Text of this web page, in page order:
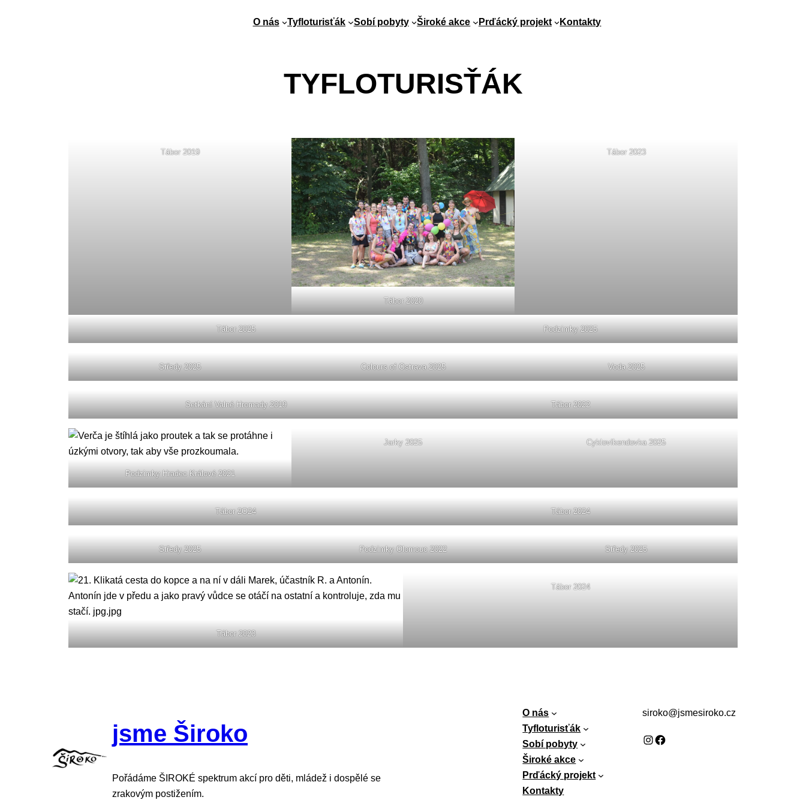
O nás Tyfloturisťák Sobí pobyty Široké akce Prďácký projekt Kontakty
TYFLOTURISŤÁK
Tábor 2019
Tábor 2020
Tábor 2023
Tábor 2025 Podzimky 2025
Středy 2025 Colours of Ostrava 2025 Voda 2025
Setkání Valné Hromady 2019 Tábor 2022
Podzimky Hradec Králové 2021
Jarky 2025 Cyklovíkendovka 2025
Tábor 2O24 Tábor 2024
Středy 2025 Podzimky Olomouc 2022 Středy 2025
Tábor 2023
Tábor 2024
jsme Široko
Pořádáme ŠIROKÉ spektrum akcí pro děti, mládež i dospělé se
zrakovým postižením.
O nás
Tyfloturisťák
Sobí pobyty
Široké akce
Prďácký projekt
Kontakty
siroko@jsmesiroko.cz
Instagram Facebook